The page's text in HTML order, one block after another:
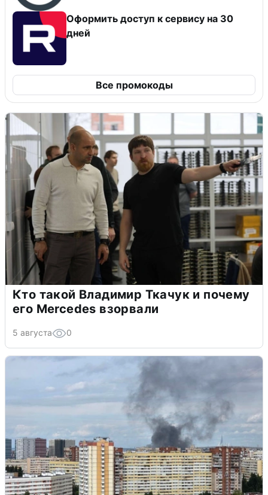
Оформить доступ к сервису на 30
дней
Все промокоды
Кто такой Владимир Ткачук и почему
его Mercedes взорвали
5 августа 0